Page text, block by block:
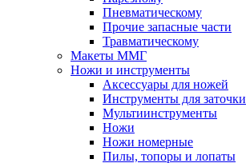
Пневматическому
Прочие запасные части
Травматическому
Макеты ММГ
Ножи и инструменты
Аксессуары для ножей
Инструменты для заточки
Мультиинструменты
Ножи
Ножи номерные
Пилы, топоры и лопаты